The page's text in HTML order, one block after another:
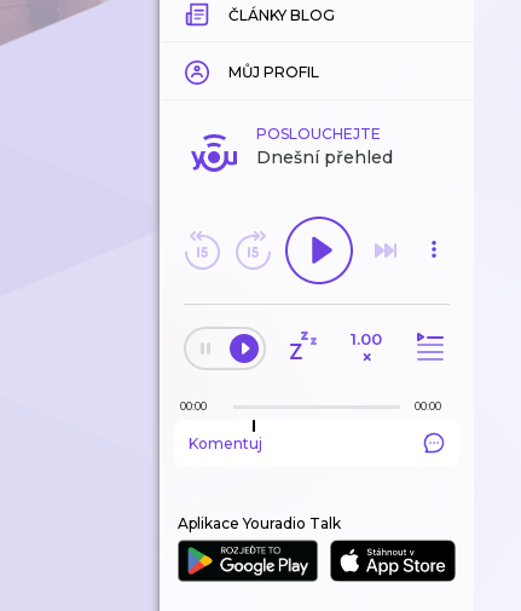
ČLÁNKY BLOG
MŮJ PROFIL
POSLOUCHEJTE
Dnešní přehled
1.00
×
00:00 00:00
Komentuj
Aplikace Youradio Talk